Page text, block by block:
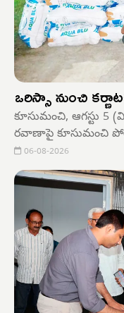
ఒరిస్సా నుంచి
కూసుమంచి, ఆగస్టు 5
రవాణాపై కూసుమంచి
మండలం జీళ్ళచెర్వు
అక్రమంగా రవాణా
పోలీసులు చేజింగ్ చేసి
06-08-2026